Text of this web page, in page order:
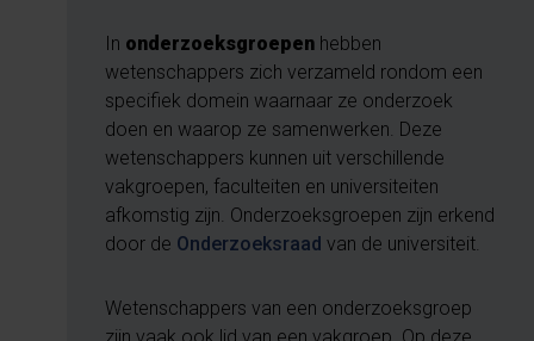
In onderzoeksgroepen hebben
wetenschappers zich verzameld rondom een
specifiek domein waarnaar ze onderzoek
doen en waarop ze samenwerken. Deze
wetenschappers kunnen uit verschillende
vakgroepen, faculteiten en universiteiten
afkomstig zijn. Onderzoeksgroepen zijn erkend
door de Onderzoeksraad van de universiteit.
Wetenschappers van een onderzoeksgroep